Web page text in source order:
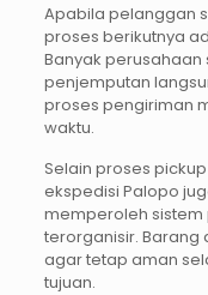
Apabila pelanggan
proses berikutnya
Banyak
penjemputan
proses pengiriman
waktu.
Selain proses
ekspedisi Palopo
memperoleh
terorganisir. Barang
agar tetap aman
tujuan.